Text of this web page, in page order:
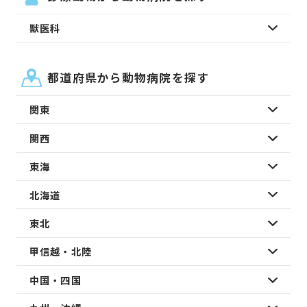
獣医科
都道府県から動物病院を探す
関東
関西
東海
北海道
東北
甲信越・北陸
中国・四国